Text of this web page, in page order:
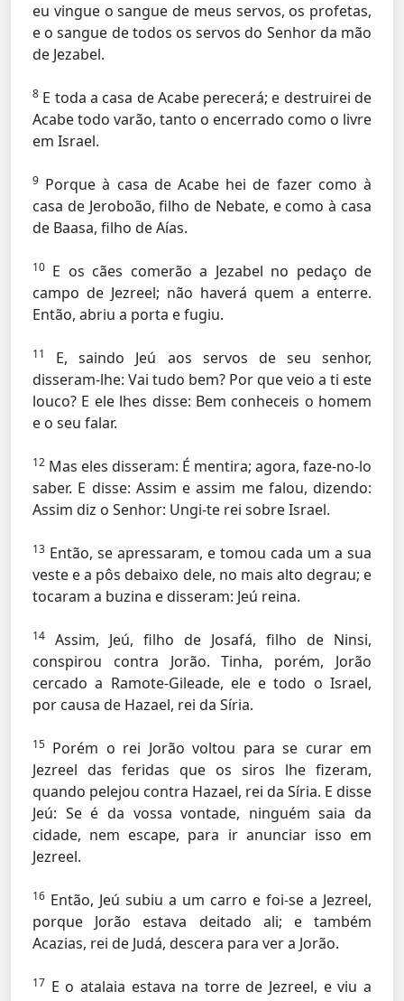
eu vingue o sangue de meus servos, os profetas,
e o sangue de todos os servos do Senhor da mão
de Jezabel.
8 E toda a casa de Acabe perecerá; e destruirei de
Acabe todo varão, tanto o encerrado como o livre
em Israel.
9 Porque à casa de Acabe hei de fazer como à
casa de Jeroboão, filho de Nebate, e como à casa
de Baasa, filho de Aías.
10 E os cães comerão a Jezabel no pedaço de
campo de Jezreel; não haverá quem a enterre.
Então, abriu a porta e fugiu.
11
E, saindo Jeú aos servos de seu senhor,
disseram-lhe: Vai tudo bem? Por que veio a ti este
louco? E ele lhes disse: Bem conheceis o homem
e o seu falar.
12 Mas eles disseram: É mentira; agora, faze-no-lo
saber. E disse: Assim e assim me falou, dizendo:
Assim diz o Senhor: Ungi-te rei sobre Israel.
13 Então, se apressaram, e tomou cada um a sua
veste e a pôs debaixo dele, no mais alto degrau; e
tocaram a buzina e disseram: Jeú reina.
14
Assim, Jeú, filho de Josafá, filho de Ninsi,
conspirou contra Jorão. Tinha, porém, Jorão
cercado a Ramote-Gileade, ele e todo o Israel,
por causa de Hazael, rei da Síria.
15 Porém o rei Jorão voltou para se curar em
Jezreel das feridas que os siros lhe fizeram,
quando pelejou contra Hazael, rei da Síria. E disse
Jeú: Se é da vossa vontade, ninguém saia da
cidade, nem escape, para ir anunciar isso em
Jezreel.
16 Então, Jeú subiu a um carro e foi-se a Jezreel,
porque Jorão estava deitado ali; e também
Acazias, rei de Judá, descera para ver a Jorão.
17 E o atalaia estava na torre de Jezreel, e viu a